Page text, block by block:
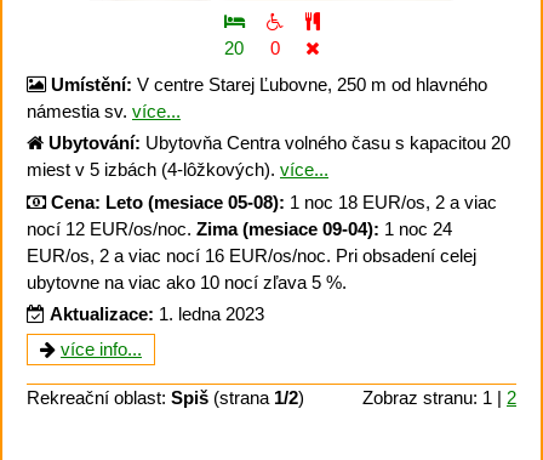
20
0
Umístění: V centre Starej Ľubovne, 250 m od hlavného
námestia sv. více...
Ubytování: Ubytovňa Centra volného času s kapacitou 20
miest v 5 izbách (4-lôžkových). více...
Cena: Leto (mesiace 05-08): 1 noc 18 EUR/os, 2 a viac
nocí 12 EUR/os/noc. Zima (mesiace 09-04): 1 noc 24
EUR/os, 2 a viac nocí 16 EUR/os/noc. Pri obsadení celej
ubytovne na viac ako 10 nocí zľava 5 %.
Aktualizace: 1. ledna 2023
více info...
Rekreační oblast: Spiš (strana 1/2) Zobraz stranu: 1 | 2